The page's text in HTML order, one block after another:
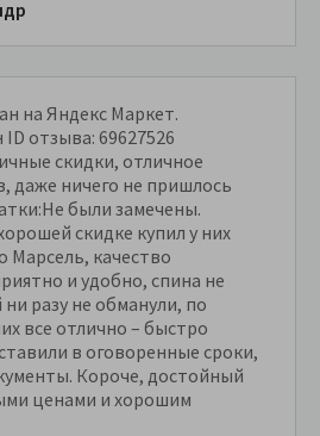
на Яндекс Маркет.
отзыва: 69627526
скидки, отличное
даже ничего не пришлось
были замечены.
скидке купил у них
Марсель, качество
и удобно, спина не
разу не обманули, по
все отлично – быстро
в оговоренные сроки,
Короче, достойный
ценами и хорошим